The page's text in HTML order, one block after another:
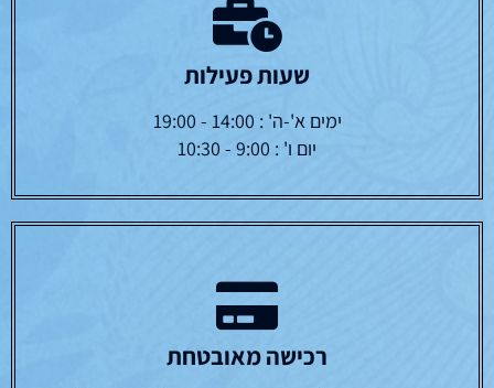
שעות פעילות
ימים א'-ה' : 14:00 - 19:00
יום ו' : 9:00 - 10:30
רכישה מאובטחת